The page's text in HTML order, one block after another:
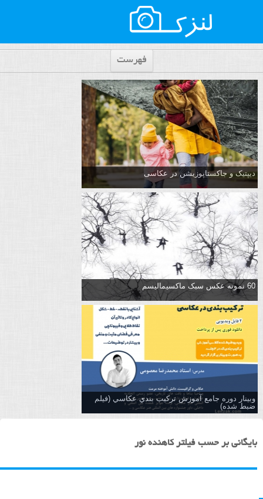
فهرست
دیپتیک و جاکستا‌پوزیشن در عکاسی
60 نمونه عکس سبک ماکسیمالیسم
وبینار دوره جامع آموزش تركيب بندي عكاسي (فیلم
ضبط شده)
بایگانی بر حسب فیلتر کاهنده نور